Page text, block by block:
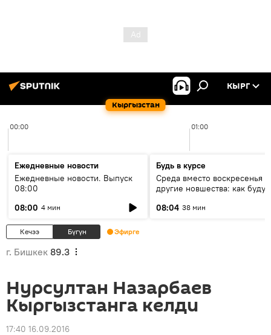
Кыргызстан
КЫРГ
00:00 01:00
Ежедневные новости
Ежедневные новости. Выпуск
08:00
08:00 4 мин
Будь в курсе
Среда вместо воскресенья и
другие новшества: как будут
08:04 38 мин
Кечээ Бүгүн Эфирге
г. Бишкек 89.3
Нурсултан Назарбаев
Кыргызстанга келди
17:40 16.09.2016